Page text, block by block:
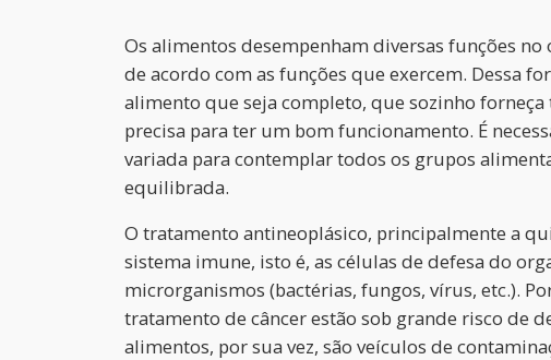
Os alimentos desempenham diversas funções
de acordo com as funções que exercem. Dessa
alimento que seja completo, que sozinho
precisa para ter um bom funcionamento. É
variada para contemplar todos os grupos
equilibrada.
O tratamento antineoplásico, principalmente a
sistema imune, isto é, as células de defesa do
microrganismos (bactérias, fungos, vírus, etc.).
tratamento de câncer estão sob grande risco de
alimentos, por sua vez, são veículos de